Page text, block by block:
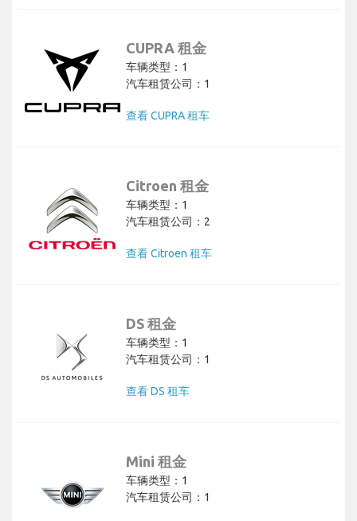
CUPRA 租金
车辆类型：1
汽车租赁公司：1
查看 CUPRA 租车
Citroen 租金
车辆类型：1
汽车租赁公司：2
查看 Citroen 租车
DS 租金
车辆类型：1
汽车租赁公司：1
查看 DS 租车
Mini 租金
车辆类型：1
汽车租赁公司：1